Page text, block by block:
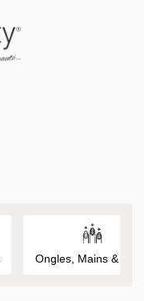
Ongles, Mains &